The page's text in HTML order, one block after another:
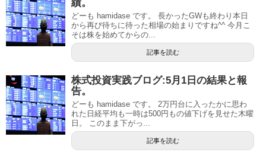
績。
どーも hamidase です。 長かったGWも終わり本日
から再び待ちに待った相場の始まりですね^^ 今月こ
そは株を始めてからの...
記事を読む
株式投資実践ブログ:5月1日の結果と報
告。
どーも hamidase です。 2万円台に入ったかに思わ
れた日経平均も一時は500円もの値下げを見せた木曜
日。 このまま下がっ...
記事を読む